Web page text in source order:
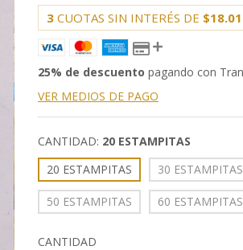
3 CUOTAS SIN INTERÉS DE
25% de descuento pagando con
VER MEDIOS DE PAGO
CANTIDAD: 20 ESTAMPITAS
20 ESTAMPITAS
30 ESTAMPITAS
50 ESTAMPITAS 60 ESTAMPITAS
CANTIDAD